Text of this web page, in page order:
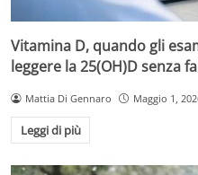
Vitamina D, quando gli
leggere la 25(OH)D senza
Mattia Di Gennaro Maggio 1,
Leggi di più